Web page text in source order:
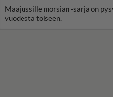
Maajussille morsian -sarja on
vuodesta toiseen.